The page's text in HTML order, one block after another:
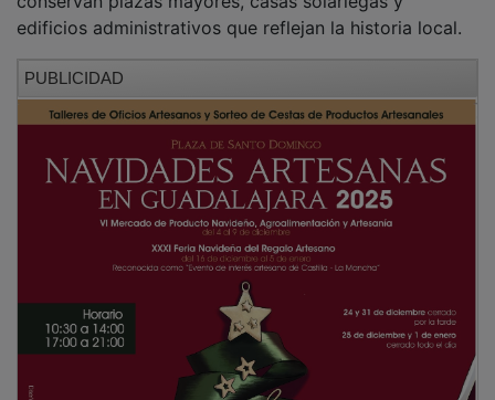
edificios administrativos que reflejan la historia local.